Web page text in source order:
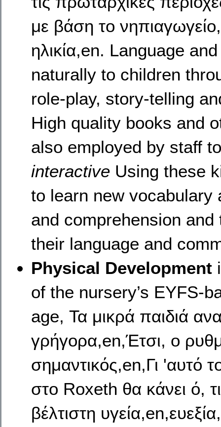
με βάση το
ηλικία,en. Language
naturally to children
role-play, story-telling
High quality books and
also employed by staff
interactive Using these
to learn new vocabulary
and comprehension
their language and
Physical Development
of the nursery’s EYFS-
age, Τα μικρά παιδιά
γρήγορα,en,Έτσι, ο
σημαντικός,en,Γι 'αυτό
στο Roxeth θα κάνει ό,
βέλτιστη